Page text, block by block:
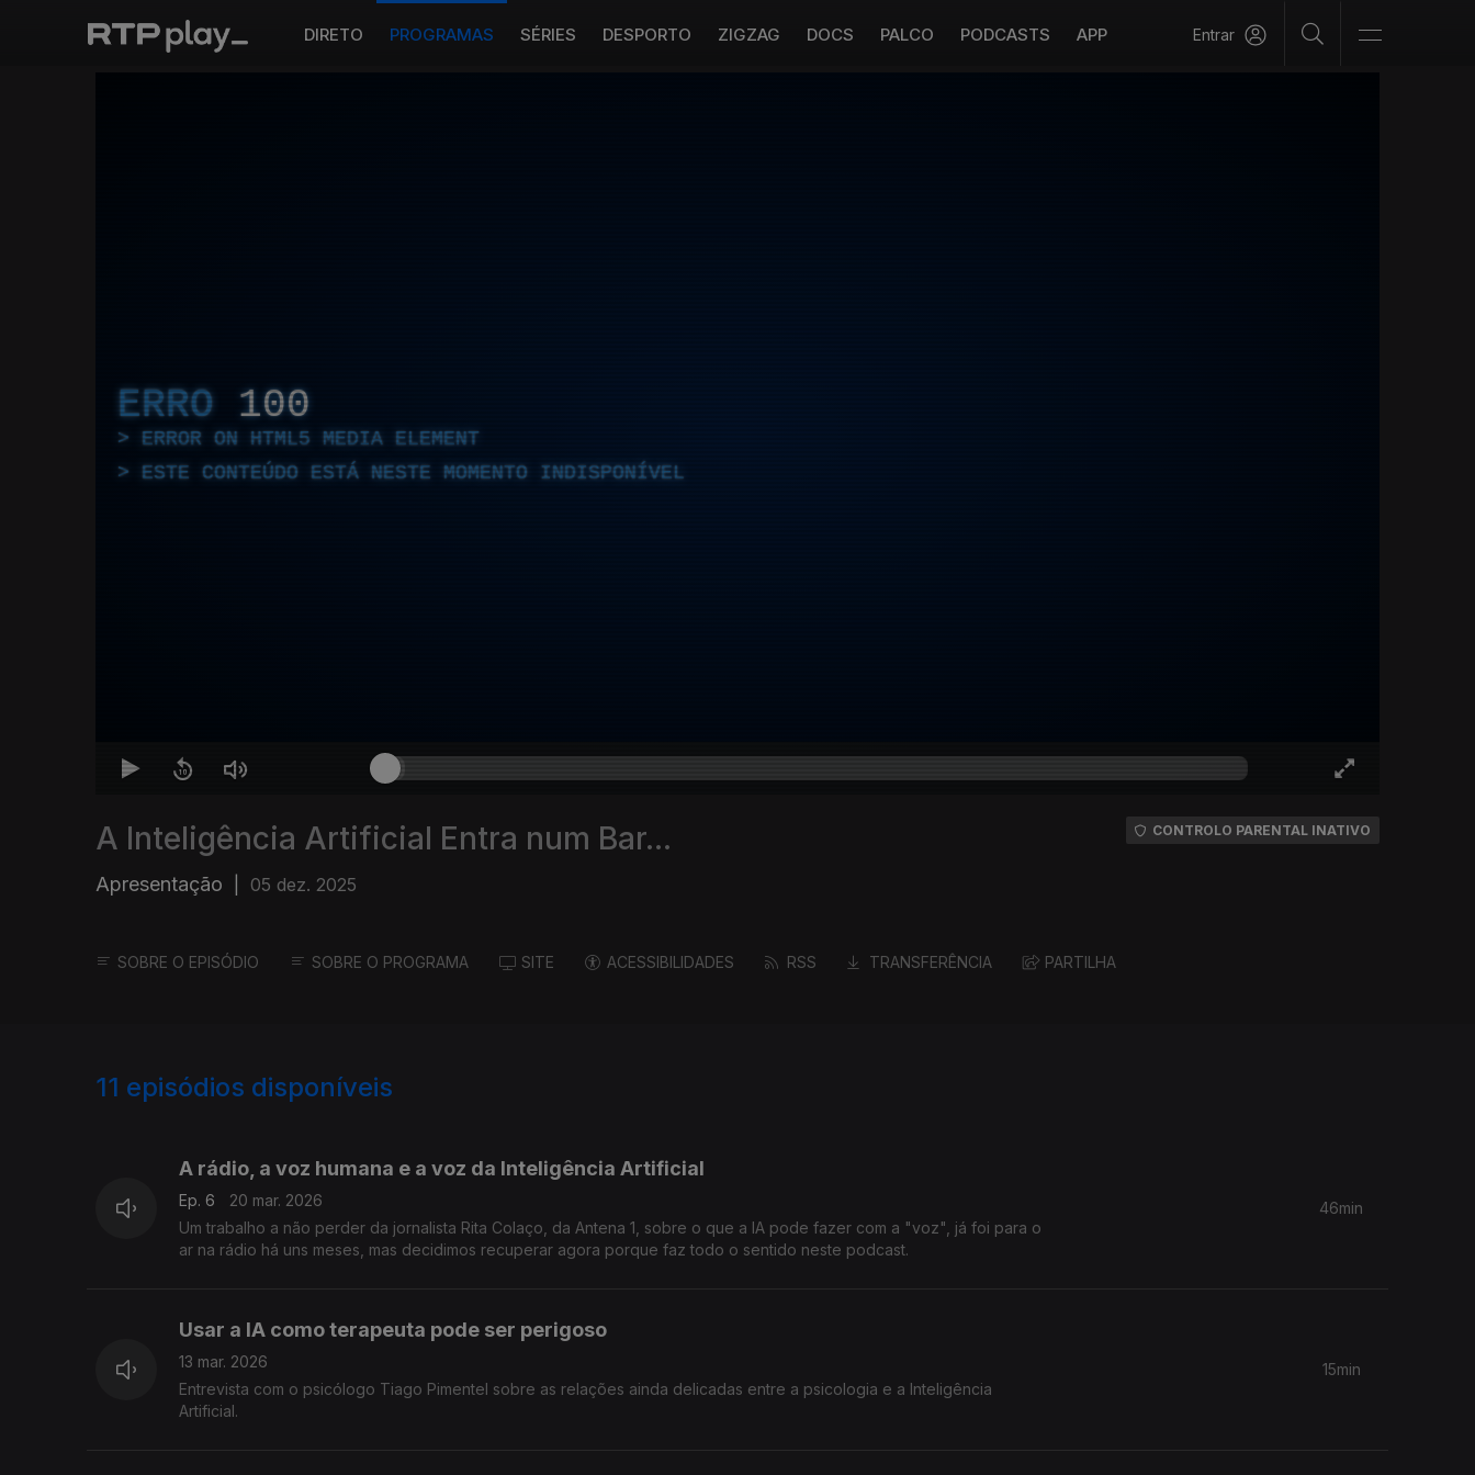
DIRETO PROGRAMAS SÉRIES DESPORTO ZIGZAG DOCS PALCO PODCASTS APP Entrar
ERRO 100
ERROR ON HTML5 MEDIA ELEMENT
ESTE CONTEÚDO ESTÁ NESTE MOMENTO INDISPONÍVEL
A Inteligência Artificial Entra num Bar...
Apresentação 05 dez. 2025
CONTROLO PARENTAL INATIVO
SOBRE O EPISÓDIO SOBRE O PROGRAMA SITE ACESSIBILIDADES RSS TRANSFERÊNCIA PARTILHA
11 episódios disponíveis
A rádio, a voz humana e a voz da Inteligência Artificial
Ep. 6
20 mar. 2026
Um trabalho a não perder da jornalista Rita Colaço, da Antena 1, sobre o que a IA pode fazer com a "voz", já foi para o
ar na rádio há uns meses, mas decidimos recuperar agora porque faz todo o sentido neste podcast.
46min
Usar a IA como terapeuta pode ser perigoso
13 mar. 2026
Entrevista com o psicólogo Tiago Pimentel sobre as relações ainda delicadas entre a psicologia e a Inteligência
Artificial.
15min